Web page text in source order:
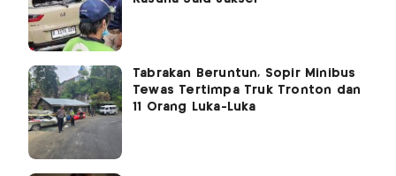
Tabrakan Beruntun, Sopir Minibus
Tewas Tertimpa Truk Tronton dan
11 Orang Luka-Luka